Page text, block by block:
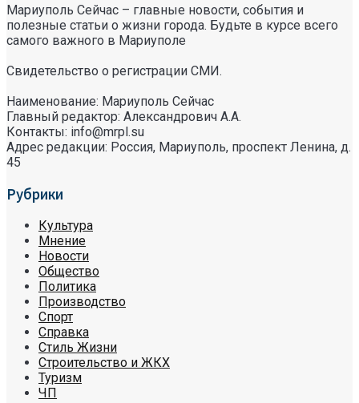
Мариуполь Сейчас – главные новости, события и
полезные статьи о жизни города. Будьте в курсе всего
самого важного в Мариуполе
Свидетельство о регистрации СМИ.
Наименование: Мариуполь Сейчас
Главный редактор: Александрович А.А.
Контакты: info@mrpl.su
Адрес редакции: Россия, Мариуполь, проспект Ленина, д.
45
Рубрики
Культура
Мнение
Новости
Общество
Политика
Производство
Спорт
Справка
Стиль Жизни
Строительство и ЖКХ
Туризм
ЧП